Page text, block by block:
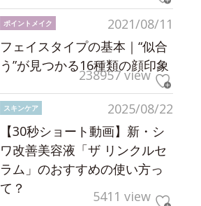
2021/08/11
ポイントメイク
フェイスタイプの基本｜“似合
う”が見つかる16種類の顔印象
238957 view
2025/08/22
スキンケア
【30秒ショート動画】新・シ
ワ改善美容液「ザ リンクルセ
ラム」のおすすめの使い方っ
て？
5411 view